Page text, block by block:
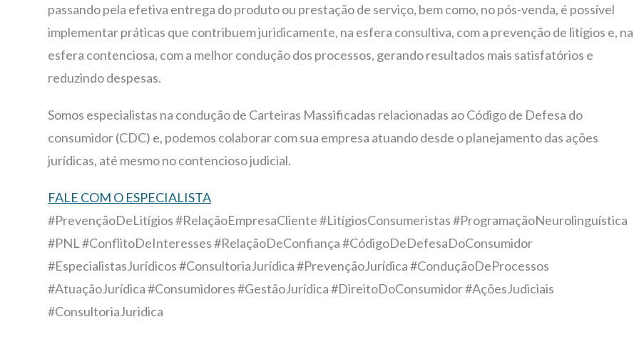
passando pela efetiva entrega do produto ou prestação de serviço, bem como, no pós-venda, é possível
implementar práticas que contribuem juridicamente, na esfera consultiva, com a prevenção de litígios e, na
esfera contenciosa, com a melhor condução dos processos, gerando resultados mais satisfatórios e
reduzindo despesas.
Somos especialistas na condução de Carteiras Massificadas relacionadas ao Código de Defesa do
consumidor (CDC) e, podemos colaborar com sua empresa atuando desde o planejamento das ações
jurídicas, até mesmo no contencioso judicial.
FALE COM O ESPECIALISTA
#PrevençãoDeLitígios #RelaçãoEmpresaCliente #LitígiosConsumeristas #ProgramaçãoNeurolinguística
#PNL #ConflitoDeInteresses #RelaçãoDeConfiança #CódigoDeDefesaDoConsumidor
#EspecialistasJurídicos #ConsultoriaJurídica #PrevençãoJurídica #ConduçãoDeProcessos
#AtuaçãoJurídica #Consumidores #GestãoJurídica #DireitoDoConsumidor #AçõesJudiciais
#ConsultoriaJuridica